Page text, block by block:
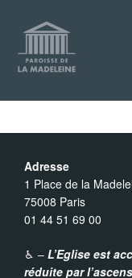
contenu
Adresse
1 Place de la
75008 Paris
01 44 51 69 00
♿︎ – L’Eglise est
réduite par